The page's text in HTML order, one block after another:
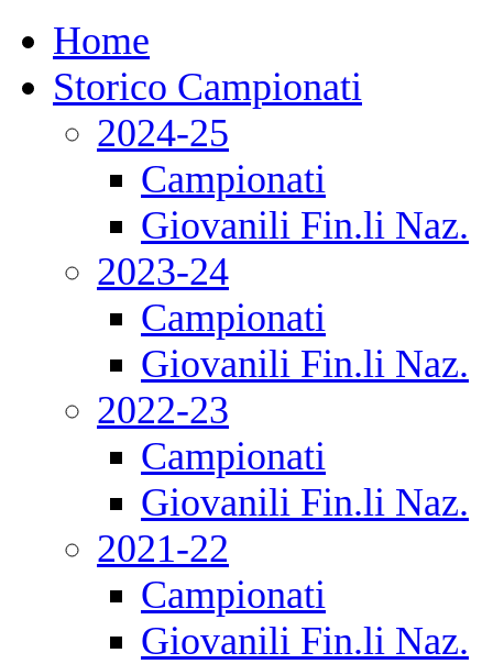
Home
Storico Campionati
2024-25
Campionati
Giovanili Fin.li Naz.
2023-24
Campionati
Giovanili Fin.li Naz.
2022-23
Campionati
Giovanili Fin.li Naz.
2021-22
Campionati
Giovanili Fin.li Naz.